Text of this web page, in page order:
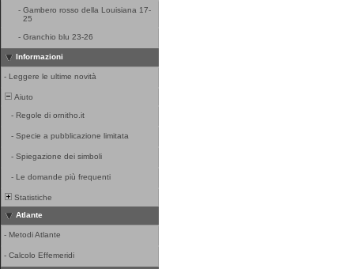
- Gambero rosso della Louisiana 17-
25
- Granchio blu 23-26
Informazioni
- Leggere le ultime novità
Aiuto
- Regole di ornitho.it
- Specie a pubblicazione limitata
- Spiegazione dei simboli
- Le domande più frequenti
Statistiche
Atlante
- Metodi Atlante
- Calcolo Effemeridi